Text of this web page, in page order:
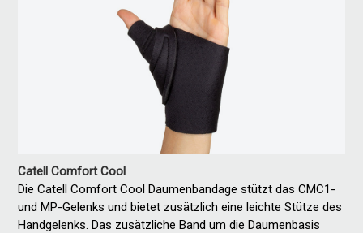
Catell Comfort Cool
Die Catell Comfort Cool Daumenbandage stützt das CMC1-
und MP-Gelenks und bietet zusätzlich eine leichte Stütze des
Handgelenks. Das zusätzliche Band um die Daumenbasis